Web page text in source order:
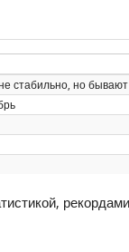
стабильно, но